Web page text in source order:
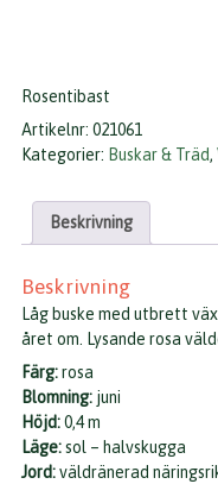
Rosentibast
Artikelnr: 021061
Kategorier: Buskar & Träd,
Beskrivning
Beskrivning
Låg buske med utbrett
året om. Lysande rosa
Färg:rosa
Blomning: juni
Höjd:0,4 m
Läge:sol – halvskugga
Jord:väldränerad